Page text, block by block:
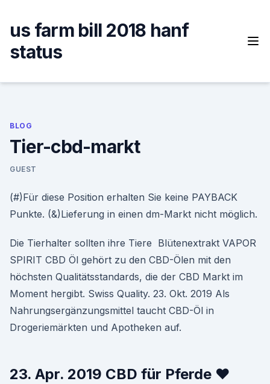
content
us farm bill 2018 hanf
status
BLOG
Tier-cbd-markt
GUEST
(#)Für diese Position erhalten Sie keine PAYBACK
Punkte. (&)Lieferung in einen dm-Markt nicht möglich.
Die Tierhalter sollten ihre Tiere Blütenextrakt VAPOR
SPIRIT CBD Öl gehört zu den CBD-Ölen mit den
höchsten Qualitätsstandards, die der CBD Markt im
Moment hergibt. Swiss Quality. 23. Okt. 2019 Als
Nahrungsergänzungsmittel taucht CBD-Öl in
Drogeriemärkten und Apotheken auf.
23. Apr. 2019 CBD für Pferde ❤